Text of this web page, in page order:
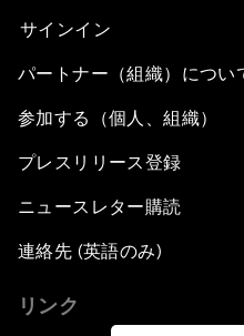
サインイン
パートナー（組織）につい
参加する（個人、組織）
プレスリリース登録
ニュースレター購読
連絡先 (英語のみ)
リンク